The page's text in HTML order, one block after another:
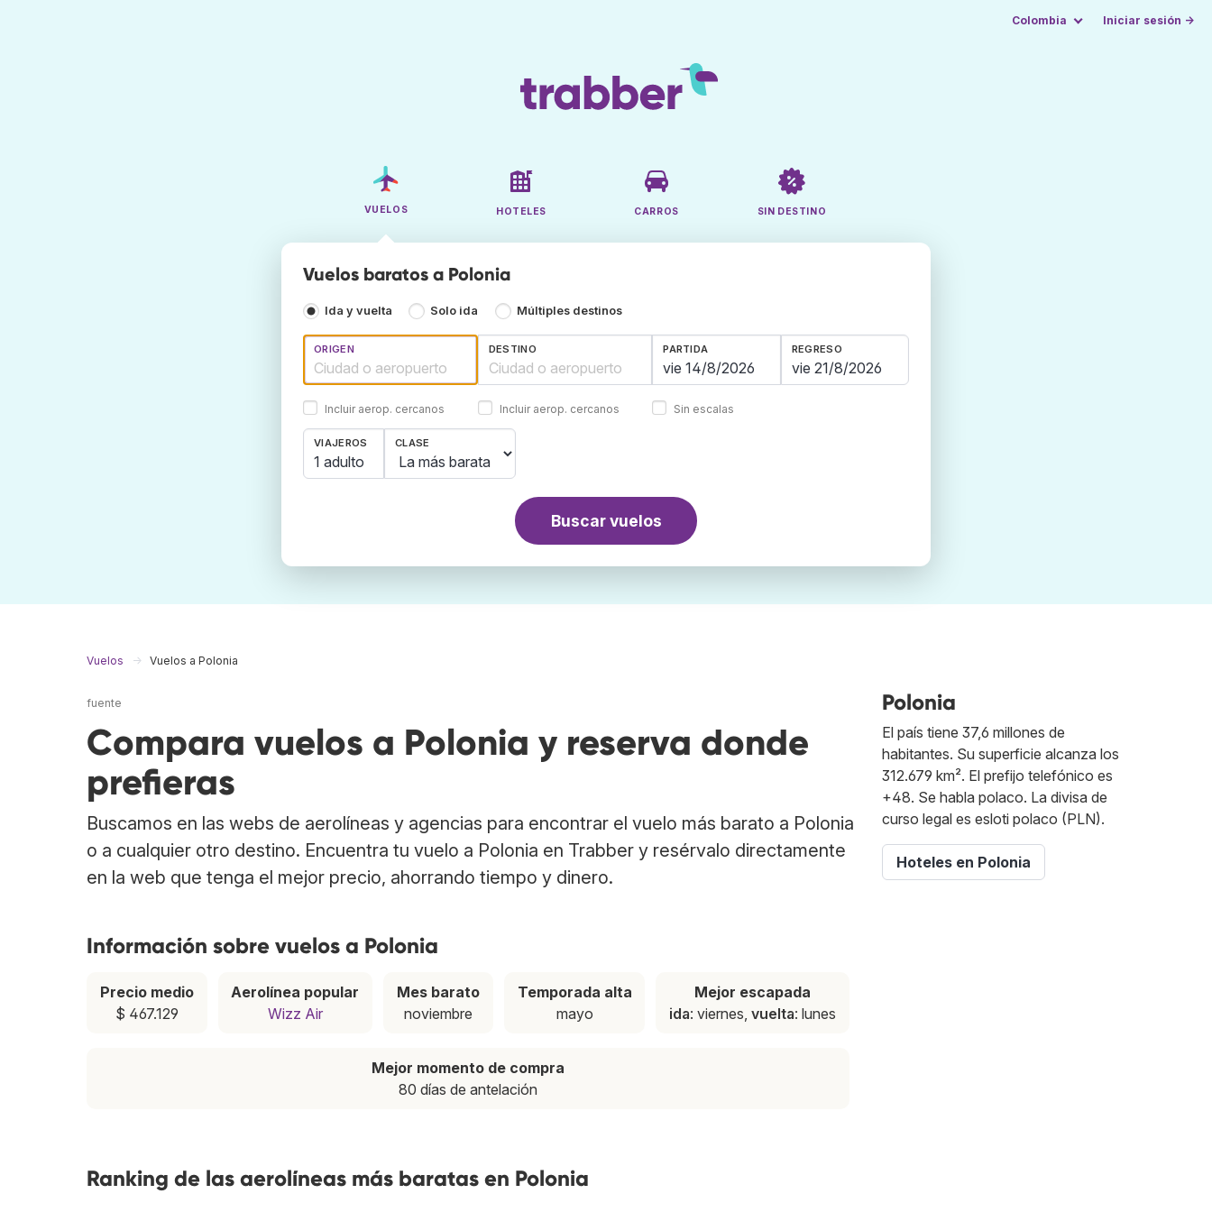
Colombia Iniciar sesión →
VUELOS HOTELES CARROS SIN DESTINO
Vuelos baratos a Polonia
Ida y vuelta Solo ida Múltiples destinos
ORIGEN
Incluir aerop. cercanos
DESTINO
Incluir aerop. cercanos
PARTIDA REGRESO
Sin escalas
VIAJEROS
1 adulto
CLASE
Buscar vuelos
Vuelos Vuelos a Polonia
fuente
Compara vuelos a Polonia y reserva donde
prefieras
Buscamos en las webs de aerolíneas y agencias para encontrar el vuelo más barato a Polonia
o a cualquier otro destino. Encuentra tu vuelo a Polonia en Trabber y resérvalo directamente
en la web que tenga el mejor precio, ahorrando tiempo y dinero.
Información sobre vuelos a Polonia
Precio medio
$ 467.129
Aerolínea popular
Wizz Air
Mes barato
noviembre
Temporada alta
mayo
Mejor escapada
ida: viernes,vuelta: lunes
Mejor momento de compra
80 días de antelación
Ranking de las aerolíneas más baratas en Polonia
Polonia
El país tiene 37,6 millones de
habitantes. Su superficie alcanza los
312.679 km². El prefijo telefónico es
+48. Se habla polaco. La divisa de
curso legal es esloti polaco (PLN).
Hoteles en Polonia